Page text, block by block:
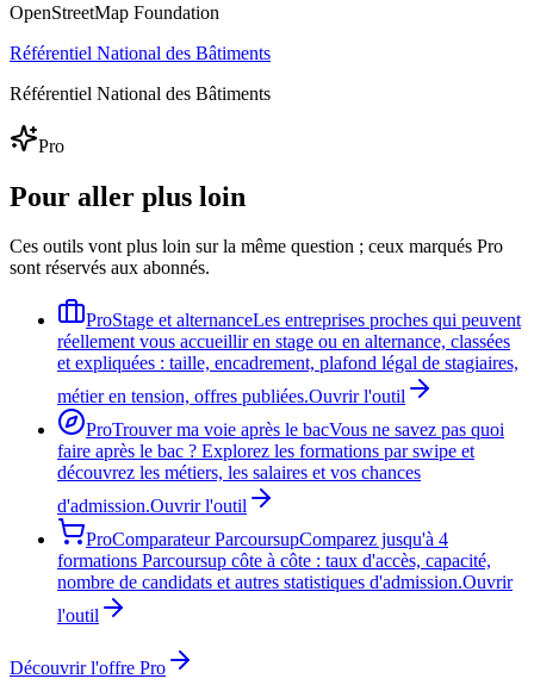
OpenStreetMap Foundation
Référentiel National des Bâtiments
Référentiel National des Bâtiments
Pro
Pour aller plus loin
Ces outils vont plus loin sur la même question ; ceux marqués Pro
sont réservés aux abonnés.
ProStage et alternanceLes entreprises proches qui peuvent
réellement vous accueillir en stage ou en alternance, classées
et expliquées : taille, encadrement, plafond légal de stagiaires,
métier en tension, offres publiées.Ouvrir l'outil
ProTrouver ma voie après le bacVous ne savez pas quoi
faire après le bac ? Explorez les formations par swipe et
découvrez les métiers, les salaires et vos chances
d'admission.Ouvrir l'outil
ProComparateur ParcoursupComparez jusqu'à 4
formations Parcoursup côte à côte : taux d'accès, capacité,
nombre de candidats et autres statistiques d'admission.Ouvrir
l'outil
Découvrir l'offre Pro